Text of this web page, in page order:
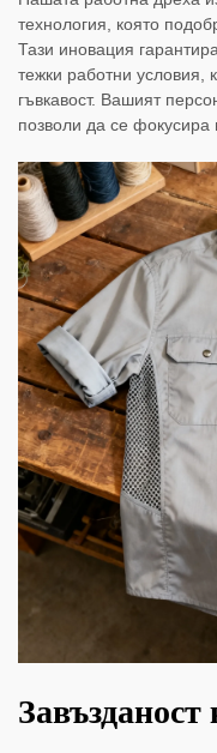
технология, която
Тази иновация
тежки работни условия,
гъвкавост. Вашият
позволи да се фокусира